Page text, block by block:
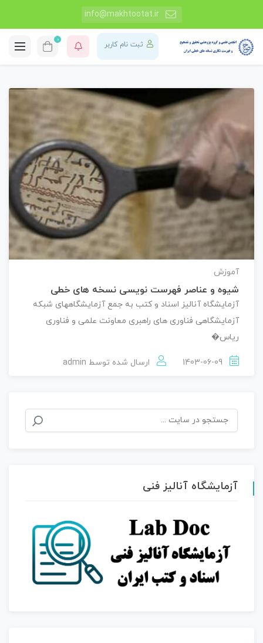
info@makhtootat.ir
ثبت نام کاربر
0
آموزش
شیوه و عناصر فهرست نویسی نسخه های خطی
آزمایشگاه آنالیز اسناد و کتب به جمع آزمایشگاههای شبکه
آزمایشگاهی فناوری های راهبری معاونت علمی و فناوری
ریاس�
ارسال شده توسط admin
جستجو
برای:
آزمایشگاه آنالیز فنی